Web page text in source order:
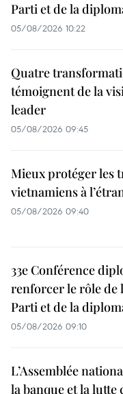
Parti et de la
05/08/2026 10:22
Quatre
témoignent de la
leader
05/08/2026 09:45
Mieux protéger les
vietnamiens à
05/08/2026 09:40
33e Conférence
renforcer le rôle de
Parti et de la
05/08/2026 09:10
L’Assemblée
la banque et la lutte